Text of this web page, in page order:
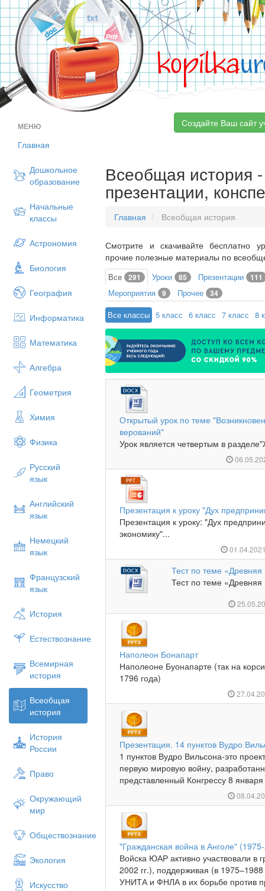
kopilka
МЕНЮ
Главная
Дошкольное
образование
Начальные
классы
Астрономия
Биология
География
Информатика
Математика
Алгебра
Геометрия
Химия
Физика
Русский
язык
Английский
язык
Немецкий
язык
Французский
язык
История
Естествознание
Всемирная
история
Всеобщая
история
История
России
Право
Окружающий
мир
Обществознание
Экология
Искусство
Создайте Ваш сайт
Всеобщая история
презентации,
Главная Всеобщая история
Смотрите и скачивайте бесплатно
прочие полезные материалы по
Все 291 Уроки 85 Презентации 111
Мероприятия 9 Прочее 34
Все классы 5 класс 6 класс 7 класс 8
Открытый урок по теме
верований"
Урок является четвертым в
Презентация к уроку "Дух
Презентация к уроку: "Дух
экономику"...
Тест по теме «Древняя
Тест по теме
Наполеон Бонапарт
Наполеоне Буонапарте (так на
1796 года)
Презентация. 14 пунктов Вудро
1 пунктов Вудро Вильсона-это
первую мировую войну,
представленный Конгрессу 8
"Гражданская война в Анголе"
Войска ЮАР активно участвовали в
2002 гг.), поддерживая (в
УНИТА и ФНЛА в их борьбе против